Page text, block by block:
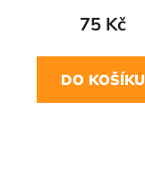
75 Kč
DO KOŠÍKU